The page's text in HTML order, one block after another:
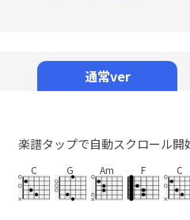
通常ver
楽譜タップで自動スクロール開
C G Am F C